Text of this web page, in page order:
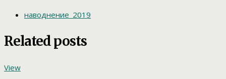
наводнение_2019
Related posts
View